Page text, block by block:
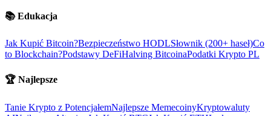
📚 Edukacja
Jak Kupić Bitcoin?Bezpieczeństwo HODLSłownik (200+ haseł)Co
to Blockchain?Podstawy DeFiHalving BitcoinaPodatki Krypto PL
🏆 Najlepsze
Tanie Krypto z PotencjałemNajlepsze MemecoinyKryptowaluty